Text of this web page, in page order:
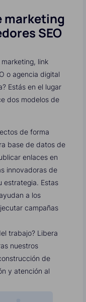
marketing
SEO
link
o agencia digital
Estás en el lugar
dos modelos de
de forma
base de datos de
enlaces en
innovadoras de
estrategia. Estas
a los
campañas
trabajo? Libera
nuestros
de
y atención al